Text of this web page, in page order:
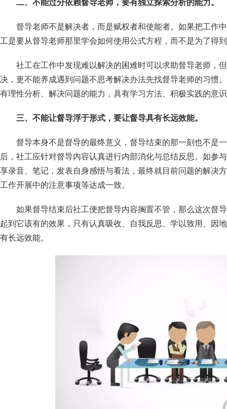
二、不能过分依赖督导老师，要有独立探索分析的能力。
督导老师不是解决者，而是赋权者和使能者。如果把工作
工是要从督导老师那里学会如何使用公式方程，而不是为了得
社工在工作中发现难以解决的困难时可以求助督导老师，
决，更不能养成遇到问题不思考解决办法先找督导老师的习惯
有理性分析、解决问题的能力，具有学习方法、积极实践的意
三、不能让督导浮于形式，要让督导具有长远效能。
督导本身不是督导的最终意义，督导结束的那一刻也不是
后，社工应针对督导内容认真进行内部消化与总结反思。如参
享录音、笔记，发表自身感悟与看法，最终就目前问题的解决
工作开展中的注意事项等达成一致。
如果督导结束后社工便把督导内容搁置不管，那么这次督
起到它该有的效果，只有认真吸收、自我反思、学以致用、因
有长远效能。